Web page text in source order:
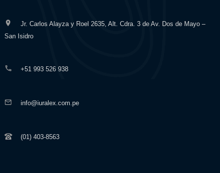
Jr. Carlos Alayza y Roel 2635, Alt. Cdra. 3 de Av. Dos de Mayo –
San Isidro
+51 993 526 938
info@iuralex.com.pe
(01) 403-8563